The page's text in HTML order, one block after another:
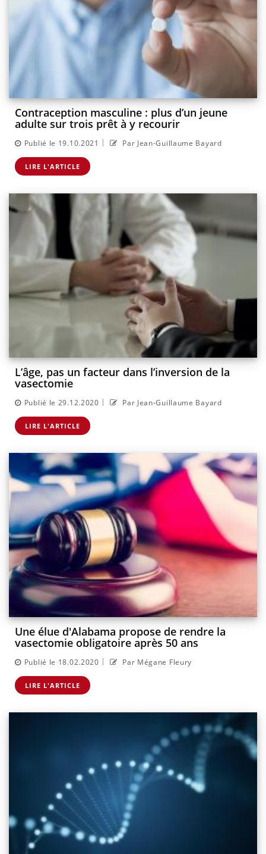
Contraception masculine : plus d’un jeune
adulte sur trois prêt à y recourir
Publié le 19.10.2021 | Par Jean-Guillaume Bayard
LIRE L'ARTICLE
L’âge, pas un facteur dans l’inversion de la
vasectomie
Publié le 29.12.2020 | Par Jean-Guillaume Bayard
LIRE L'ARTICLE
Une élue d'Alabama propose de rendre la
vasectomie obligatoire après 50 ans
Publié le 18.02.2020 | Par Mégane Fleury
LIRE L'ARTICLE